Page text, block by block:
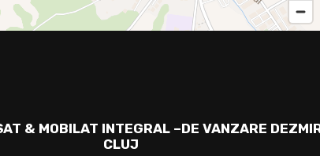
& MOBILAT INTEGRAL –DE VANZARE
CLUJ